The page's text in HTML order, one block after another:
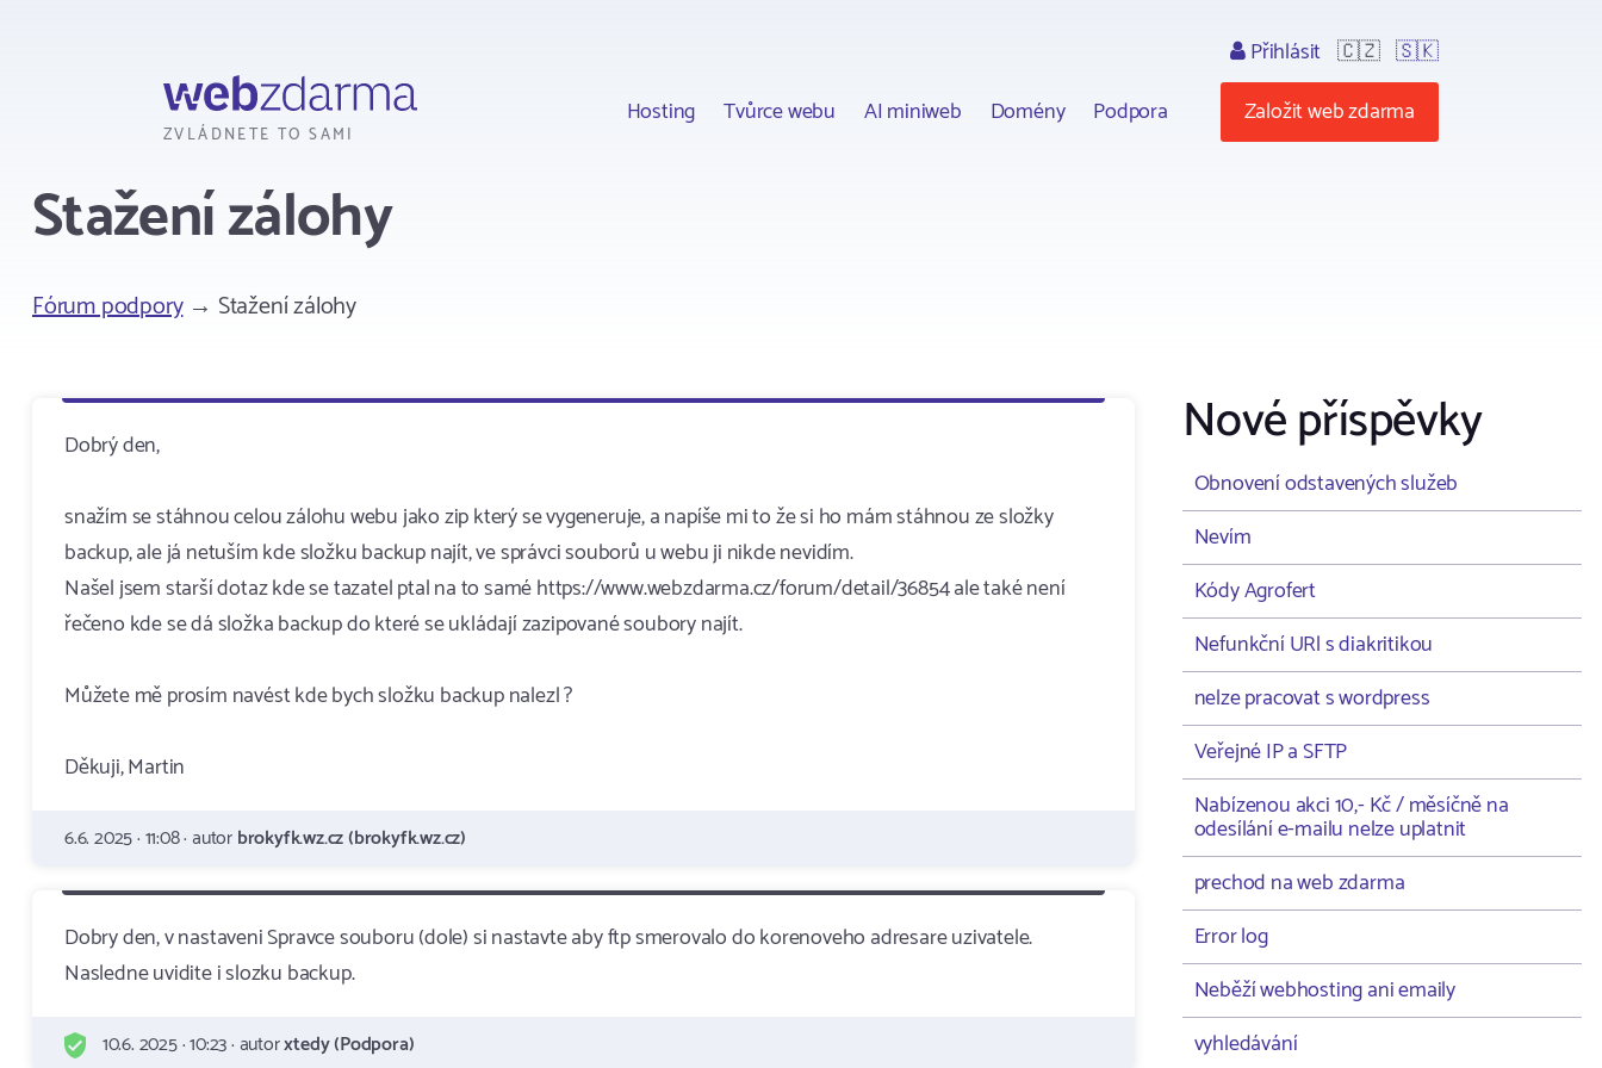
ZVLÁDNETE TO SAMI
Hosting Tvůrce webu AI miniweb Domény Podpora
Přihlásit 🇨🇿 🇸🇰
Založit web zdarma
Stažení zálohy
Fórum podpory→ Stažení zálohy
Dobrý den,
snažím se stáhnou celou zálohu webu jako zip který se vygeneruje, a napíše mi to že si ho mám stáhnou ze složky
backup, ale já netuším kde složku backup najít, ve správci souborů u webu ji nikde nevidím.
Našel jsem starší dotaz kde se tazatel ptal na to samé https://www.webzdarma.cz/forum/detail/36854 ale také není
řečeno kde se dá složka backup do které se ukládají zazipované soubory najít.
Můžete mě prosím navést kde bych složku backup nalezl ?
Děkuji, Martin
6.6. 2025 · 11:08 · autorbrokyfk.wz.cz (brokyfk.wz.cz)
Dobry den, v nastaveni Spravce souboru (dole) si nastavte aby ftp smerovalo do korenoveho adresare uzivatele.
Nasledne uvidite i slozku backup.
10.6. 2025 · 10:23 · autorxtedy (Podpora)
Nové příspěvky
Obnovení odstavených služeb
Nevím
Kódy Agrofert
Nefunkční URl s diakritikou
nelze pracovat s wordpress
Veřejné IP a SFTP
Nabízenou akci 10,- Kč / měsíčně na
odesílání e-mailu nelze uplatnit
prechod na web zdarma
Error log
Neběží webhosting ani emaily
vyhledávání